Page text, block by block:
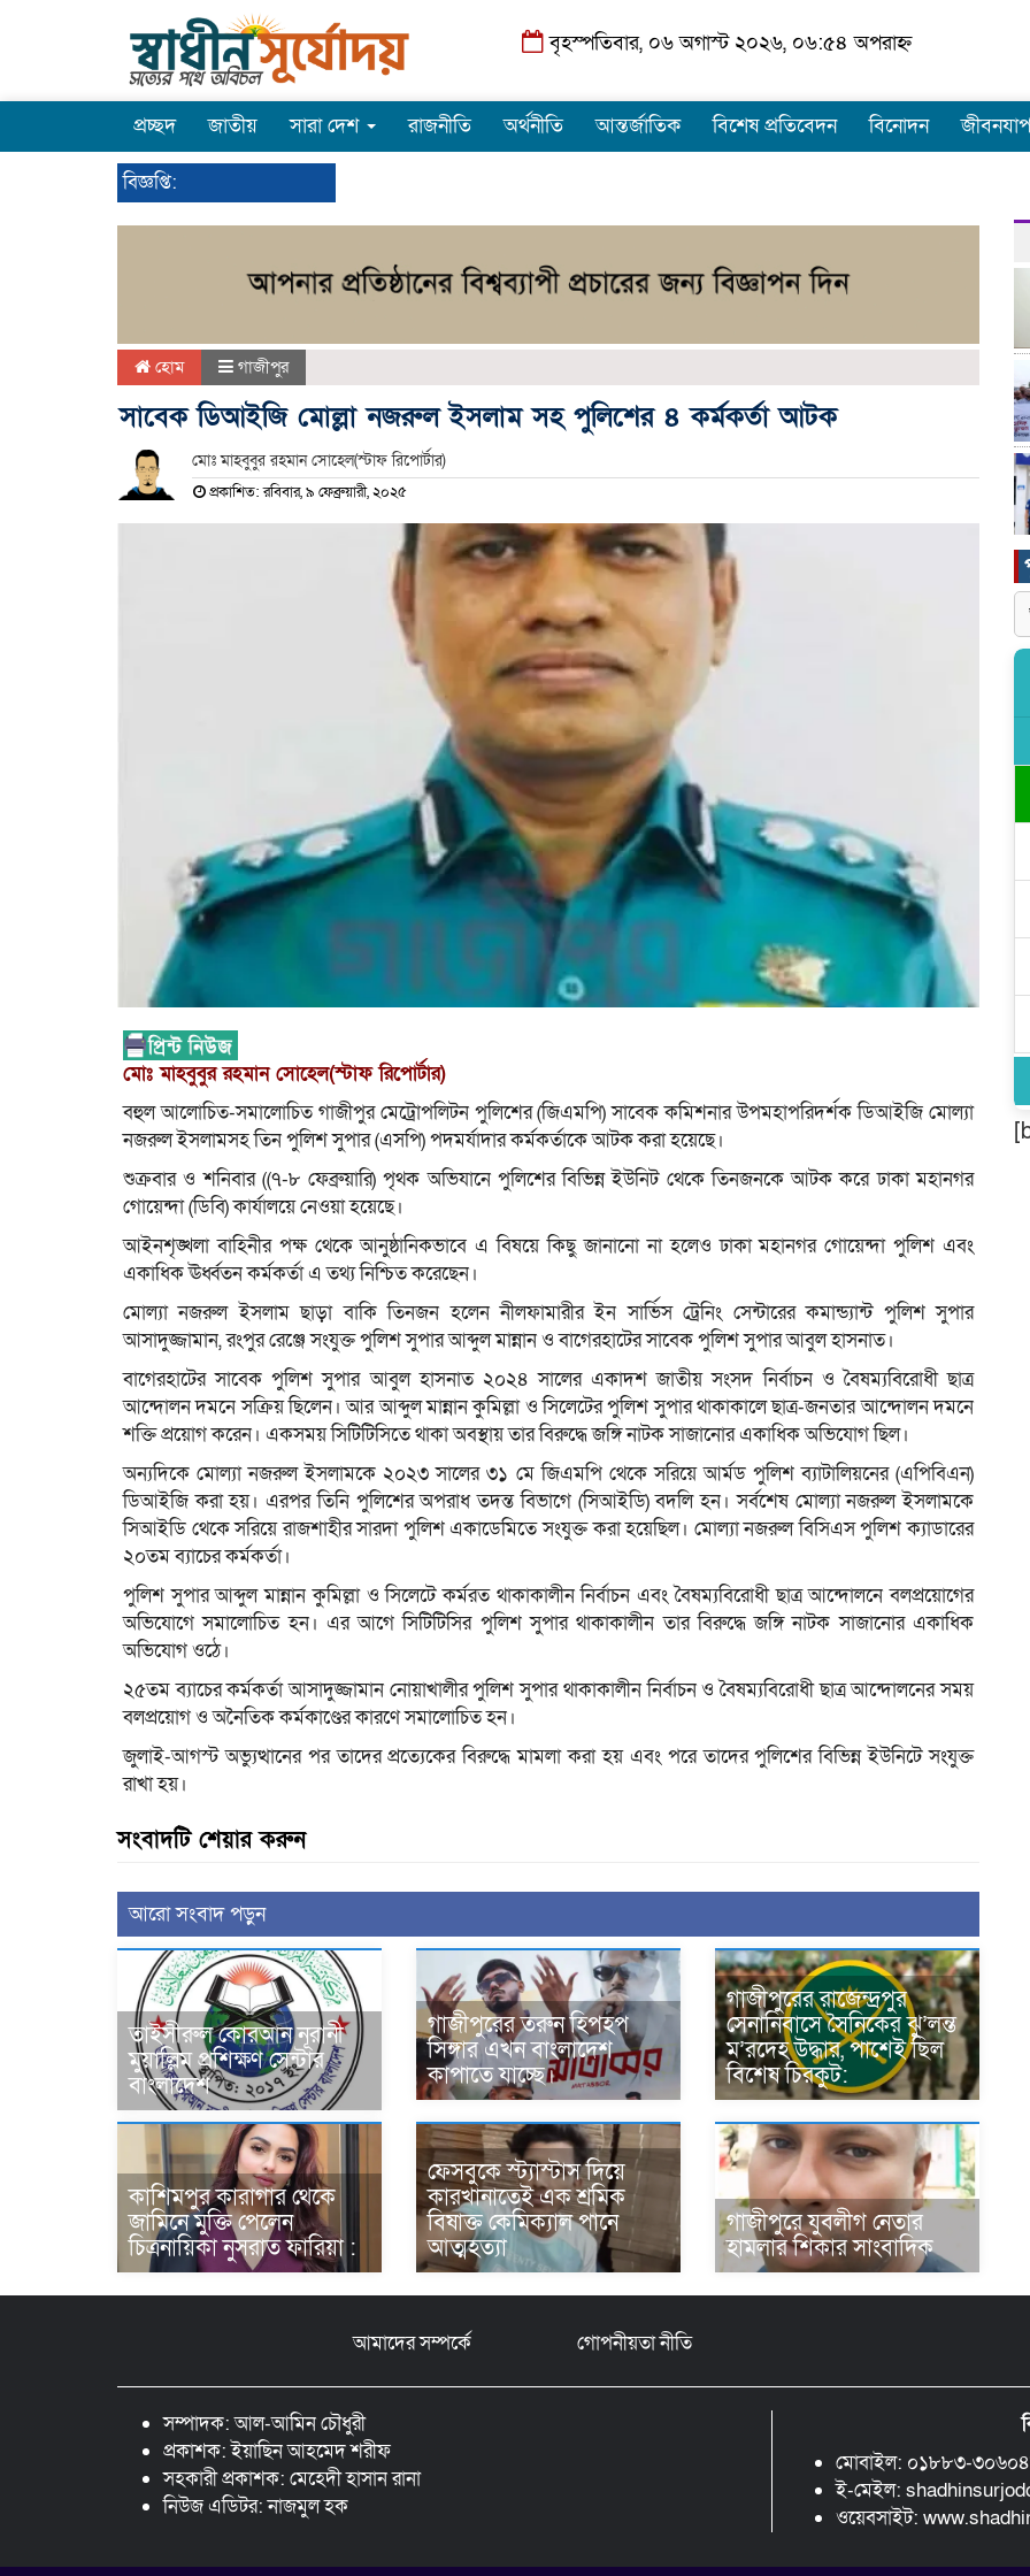
বৃহস্পতিবার, ০৬ অগাস্ট ২০২৬, ০৬:৫৪ অপরাহ্ন
প্রচ্ছদ জাতীয় সারা দেশ রাজনীতি অর্থনীতি আন্তর্জাতিক বিশেষ প্রতিবেদন বিনোদন
বিজ্ঞপ্তি:
হোম গাজীপুর
সাবেক ডিআইজি মোল্লা নজরুল ইসলাম সহ পুলিশের ৪ কর্মকর্তা আটক
মোঃ মাহবুবুর রহমান সোহেল(স্টাফ রিপোর্টার)
প্রকাশিত: রবিবার, ৯ ফেব্রুয়ারী, ২০২৫
মোঃ মাহবুবুর রহমান সোহেল(স্টাফ রিপোর্টার)
বহুল আলোচিত-সমালোচিত গাজীপুর মেট্রোপলিটন পুলিশের (জিএমপি) সাবেক কমিশনার উপমহাপরিদর্শক ডিআইজি মোল্যা
নজরুল ইসলামসহ তিন পুলিশ সুপার (এসপি) পদমর্যাদার কর্মকর্তাকে আটক করা হয়েছে।
শুক্রবার ও শনিবার ((৭-৮ ফেব্রুয়ারি) পৃথক অভিযানে পুলিশের বিভিন্ন ইউনিট থেকে তিনজনকে আটক করে ঢাকা মহানগর
গোয়েন্দা (ডিবি) কার্যালয়ে নেওয়া হয়েছে।
আইনশৃঙ্খলা বাহিনীর পক্ষ থেকে আনুষ্ঠানিকভাবে এ বিষয়ে কিছু জানানো না হলেও ঢাকা মহানগর গোয়েন্দা পুলিশ এবং
একাধিক ঊর্ধ্বতন কর্মকর্তা এ তথ্য নিশ্চিত করেছেন।
মোল্যা নজরুল ইসলাম ছাড়া বাকি তিনজন হলেন নীলফামারীর ইন সার্ভিস ট্রেনিং সেন্টারের কমান্ড্যান্ট পুলিশ সুপার
আসাদুজ্জামান, রংপুর রেঞ্জে সংযুক্ত পুলিশ সুপার আব্দুল মান্নান ও বাগেরহাটের সাবেক পুলিশ সুপার আবুল হাসনাত।
বাগেরহাটের সাবেক পুলিশ সুপার আবুল হাসনাত ২০২৪ সালের একাদশ জাতীয় সংসদ নির্বাচন ও বৈষম্যবিরোধী ছাত্র
আন্দোলন দমনে সক্রিয় ছিলেন। আর আব্দুল মান্নান কুমিল্লা ও সিলেটের পুলিশ সুপার থাকাকালে ছাত্র-জনতার আন্দোলন দমনে
শক্তি প্রয়োগ করেন। একসময় সিটিটিসিতে থাকা অবস্থায় তার বিরুদ্ধে জঙ্গি নাটক সাজানোর একাধিক অভিযোগ ছিল।
অন্যদিকে মোল্যা নজরুল ইসলামকে ২০২৩ সালের ৩১ মে জিএমপি থেকে সরিয়ে আর্মড পুলিশ ব্যাটালিয়নের (এপিবিএন)
ডিআইজি করা হয়। এরপর তিনি পুলিশের অপরাধ তদন্ত বিভাগে (সিআইডি) বদলি হন। সর্বশেষ মোল্যা নজরুল ইসলামকে
সিআইডি থেকে সরিয়ে রাজশাহীর সারদা পুলিশ একাডেমিতে সংযুক্ত করা হয়েছিল। মোল্যা নজরুল বিসিএস পুলিশ ক্যাডারের
২০তম ব্যাচের কর্মকর্তা।
পুলিশ সুপার আব্দুল মান্নান কুমিল্লা ও সিলেটে কর্মরত থাকাকালীন নির্বাচন এবং বৈষম্যবিরোধী ছাত্র আন্দোলনে বলপ্রয়োগের
অভিযোগে সমালোচিত হন। এর আগে সিটিটিসির পুলিশ সুপার থাকাকালীন তার বিরুদ্ধে জঙ্গি নাটক সাজানোর একাধিক
অভিযোগ ওঠে।
২৫তম ব্যাচের কর্মকর্তা আসাদুজ্জামান নোয়াখালীর পুলিশ সুপার থাকাকালীন নির্বাচন ও বৈষম্যবিরোধী ছাত্র আন্দোলনের সময়
বলপ্রয়োগ ও অনৈতিক কর্মকাণ্ডের কারণে সমালোচিত হন।
জুলাই-আগস্ট অভ্যুত্থানের পর তাদের প্রত্যেকের বিরুদ্ধে মামলা করা হয় এবং পরে তাদের পুলিশের বিভিন্ন ইউনিটে সংযুক্ত
রাখা হয়।
সংবাদটি শেয়ার করুন
আরো সংবাদ পড়ুন
তাইসীরুল কোরআন নূরানী
মুয়াল্লিম প্রশিক্ষণ সেন্টার
বাংলাদেশ
গাজীপুরের তরুন হিপহপ
সিঙ্গার এখন বাংলাদেশ
কাপাতে যাচ্ছে।
গাজীপুরের রাজেন্দ্রপুর
সেনানিবাসে সৈনিকের ঝু’লন্ত
ম’রদেহ উদ্ধার, পাশেই ছিল
বিশেষ চিরকুট:
কাশিমপুর কারাগার থেকে
জামিনে মুক্তি পেলেন
চিত্রনায়িকা নুসরাত ফারিয়া :
ফেসবুকে স্ট্যাস্টাস দিয়ে
কারখানাতেই এক শ্রমিক
বিষাক্ত কেমিক্যাল পানে
আত্মহত্যা
গাজীপুরে যুবলীগ নেতার
হামলার শিকার সাংবাদিক
আমাদের সম্পর্কে গোপনীয়তা নীতি
সম্পাদক: আল-আমিন চৌধুরী
প্রকাশক: ইয়াছিন আহমেদ শরীফ
সহকারী প্রকাশক: মেহেদী হাসান রানা
নিউজ এডিটর: নাজমুল হক
মোবাইল: ০১৮৮৩-
ই-মেইল:
ওয়েবসাইট: